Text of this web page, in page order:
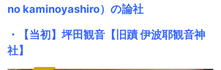
no kaminoyashiro） の論社
・【当初】坪田観音【旧蹟 伊波耶観音神
社】